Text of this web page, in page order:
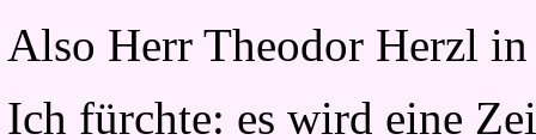
Also Herr Theodor Herzl
Ich fürchte: es wird eine